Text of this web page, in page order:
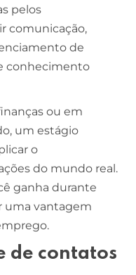
pelos
comunicação,
de
conhecimento
ou em
um estágio
o
do mundo real.
ganha durante
uma vantagem
de contatos